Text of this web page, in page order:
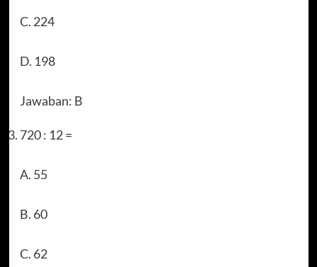
C. 224
D. 198
Jawaban: B
720 : 12 =
A. 55
B. 60
C. 62